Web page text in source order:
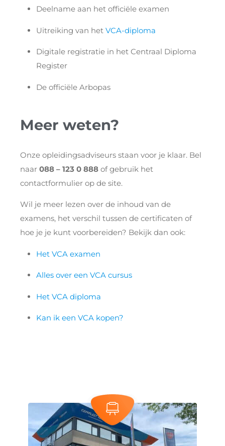
Deelname aan het officiële examen
Uitreiking van het VCA-diploma
Digitale registratie in het Centraal Diploma
Register
De officiële Arbopas
Meer weten?
Onze opleidingsadviseurs staan voor je klaar. Bel
naar 088 – 123 0 888 of gebruik het
contactformulier op de site.
Wil je meer lezen over de inhoud van de
examens, het verschil tussen de certificaten of
hoe je je kunt voorbereiden? Bekijk dan ook:
Het VCA examen
Alles over een VCA cursus
Het VCA diploma
Kan ik een VCA kopen?